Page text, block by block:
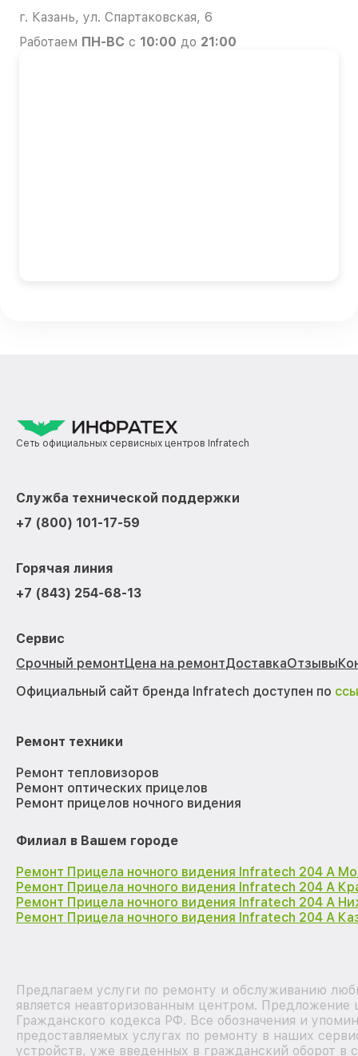
г. Казань, ул. Спартаковская, 6
Работаем ПН-ВС с 10:00 до 21:00
Сеть официальных сервисных центров Infratech
Служба технической поддержки
+7 (800) 101-17-59
Горячая линия
+7 (843) 254-68-13
Сервис
Срочный ремонтЦена на ремонтДоставкаОтзывы
Официальный сайт бренда Infratech доступен по
Ремонт техники
Ремонт тепловизоров
Ремонт оптических прицелов
Ремонт прицелов ночного видения
Филиал в Вашем городе
Ремонт Прицела ночного видения Infratech 204 А
Ремонт Прицела ночного видения Infratech 204 А
Ремонт Прицела ночного видения Infratech 204 А
Ремонт Прицела ночного видения Infratech 204 А
Предлагаем услуги по ремонту и обслуживанию
является неавторизованным центром.
Гражданского кодекса РФ. Все обозначения и
предоставляемых услугах по ремонту в наших
устройств, уже введенных в гражданский оборот в